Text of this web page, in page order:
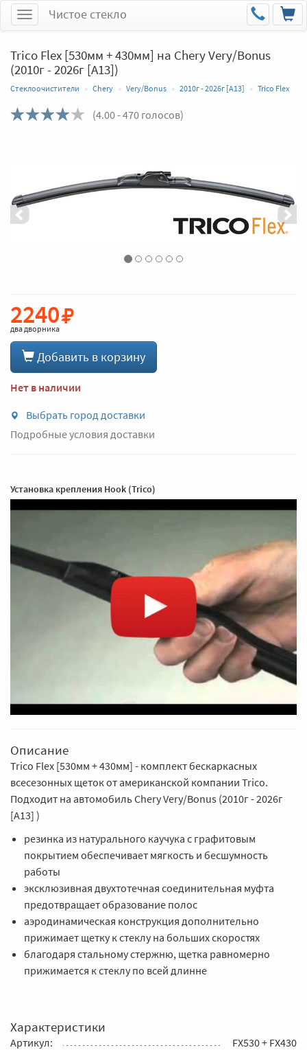
МенюЧистое стекло
Trico Flex [530мм + 430мм] на Chery Very/Bonus
(2010г - 2026г [A13])
Стеклоочистители Chery Very/Bonus 2010г - 2026г [A13] Trico Flex
(4.00- 470 голосов)
2240
два дворника
Добавить в корзину
Нет в наличии
Выбрать город доставки
Подробные условия доставки
Установка крепления Hook (Trico)
Описание
Trico Flex [530мм + 430мм] - комплект бескаркасных
всесезонных щеток от американской компании Trico.
Подходит на автомобиль Chery Very/Bonus (2010г - 2026г
[A13] )
резинка из натурального каучука с графитовым
покрытием обеспечивает мягкость и бесшумность
работы
эксклюзивная двухтотечная соединительная муфта
предотвращает образование полос
аэродинамическая конструкция дополнительно
прижимает щетку к стеклу на больших скоростях
благодаря стальному стержню, щетка равномерно
прижимается к стеклу по всей длинне
Характеристики
Артикул:
FX530 + FX430